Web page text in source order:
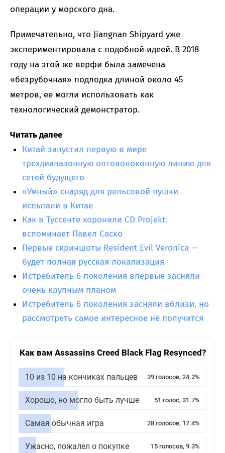
операции у морского дна.
Примечательно, что Jiangnan Shipyard уже
экспериментировала с подобной идеей. В 2018
году на этой же верфи была замечена
«безрубочная» подлодка длиной около 45
метров, ее могли использовать как
технологический демонстратор.
Читать далее
Китай запустил первую в мире
трехдиапазонную оптоволоконную линию для
сетей будущего
«Умный» снаряд для рельсовой пушки
испытали в Китае
Как в Туссенте хоронили CD Projekt:
вспоминает Павел Саско
Первые скриншоты Resident Evil Veronica —
будет полная русская локализация
Истребитель 6 поколения впервые засняли
очень крупным планом
Истребитель 6 поколения засняли вблизи, но
рассмотреть самое интересное не получится
Как вам Assassins Creed Black Flag Resynced?
10 из 10 на кончиках пальцев 39 голосов, 24.2%
Хорошо, но могло быть лучше 51 голос, 31.7%
Самая обычная игра 28 голосов, 17.4%
Ужасно, пожалел о покупке 15 голосов, 9.3%